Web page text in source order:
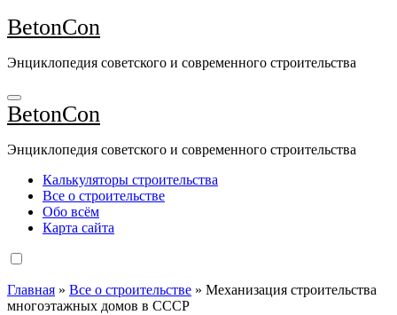
Перейти
к
BetonCon
Энциклопедия советского и современного строительства
BetonCon
Энциклопедия советского и современного строительства
Калькуляторы строительства
Все о строительстве
Обо всём
Карта сайта
Главная » Все о строительстве » Механизация строительства
многоэтажных домов в СССР